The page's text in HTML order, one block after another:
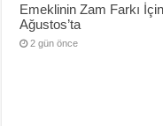
Emeklinin Zam Farkı
Ağustos’ta
2 gün önce